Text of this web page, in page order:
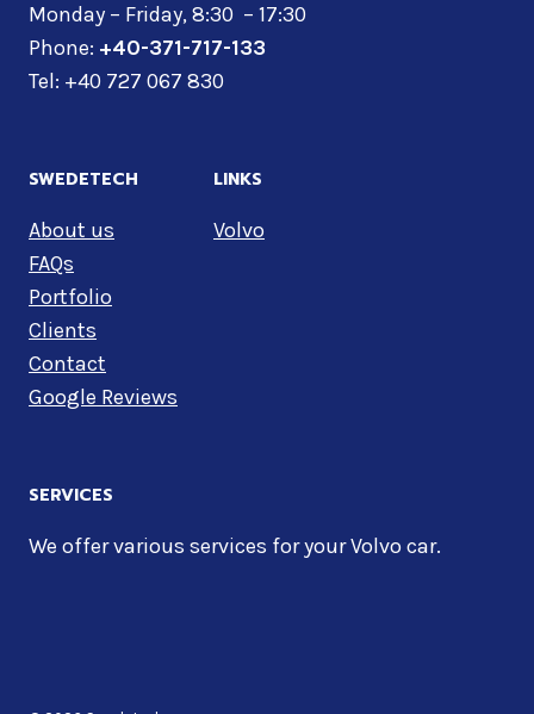
Monday – Friday, 8:30 – 17:30
Phone: +40-371-717-133
Tel: +40 727 067 830
SWEDETECH
About us
FAQs
Portfolio
Clients
Contact
Google Reviews
LINKS
Volvo
SERVICES
We offer various services for your Volvo car.